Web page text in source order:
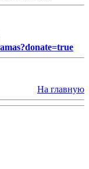
На главную